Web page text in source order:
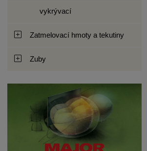
vykrývací
Zatmelovací hmoty a tekutiny
Zuby